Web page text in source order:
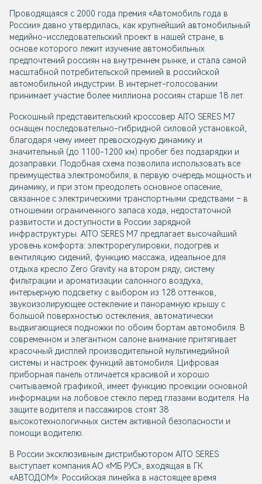
Проводящаяся с 2000 года премия «Автомобиль года в
России» давно утвердилась, как крупнейший автомобильный
медийно-исследовательский проект в нашей стране, в
основе которого лежит изучение автомобильных
предпочтений россиян на внутреннем рынке, и стала самой
масштабной потребительской премией в российской
автомобильной индустрии. В интернет-голосовании
принимает участие более миллиона россиян старше 18 лет.
Роскошный представительский кроссовер AITO SERES М7
оснащен последовательно-гибридной силовой установкой,
благодаря чему имеет превосходную динамику и
значительный (до 1100-1200 км) пробег без подзарядки и
дозаправки. Подобная схема позволила использовать все
преимущества электромобиля, в первую очередь мощность и
динамику, и при этом преодолеть основное опасение,
связанное с электрическими транспортными средствами – в
отношении ограниченного запаса хода, недостаточной
развитости и доступности в России зарядной
инфраструктуры. AITO SERES М7 предлагает высочайший
уровень комфорта: электрорегулировки, подогрев и
вентиляцию сидений, функцию массажа, идеальное для
отдыха кресло Zero Gravity на втором ряду, систему
фильтрации и ароматизации салонного воздуха,
интерьерную подсветку с выбором из 128 оттенков,
звукоизолирующее остекление и панорамную крышу с
большой поверхностью остекления, автоматически
выдвигающиеся подножки по обоим бортам автомобиля. В
современном и элегантном салоне внимание притягивает
красочный дисплей производительной мультимедийной
системы и настроек функций автомобиля. Цифровая
приборная панель отличается красивой и хорошо
считываемой графикой, имеет функцию проекции основной
информации на лобовое стекло перед глазами водителя. На
защите водителя и пассажиров стоят 38
высокотехнологичных систем активной безопасности и
помощи водителю.
В России эксклюзивным дистрибьютором AITO SERES
выступает компания АО «МБ РУС», входящая в ГК
«АВТОДОМ». Российская линейка в настоящее время